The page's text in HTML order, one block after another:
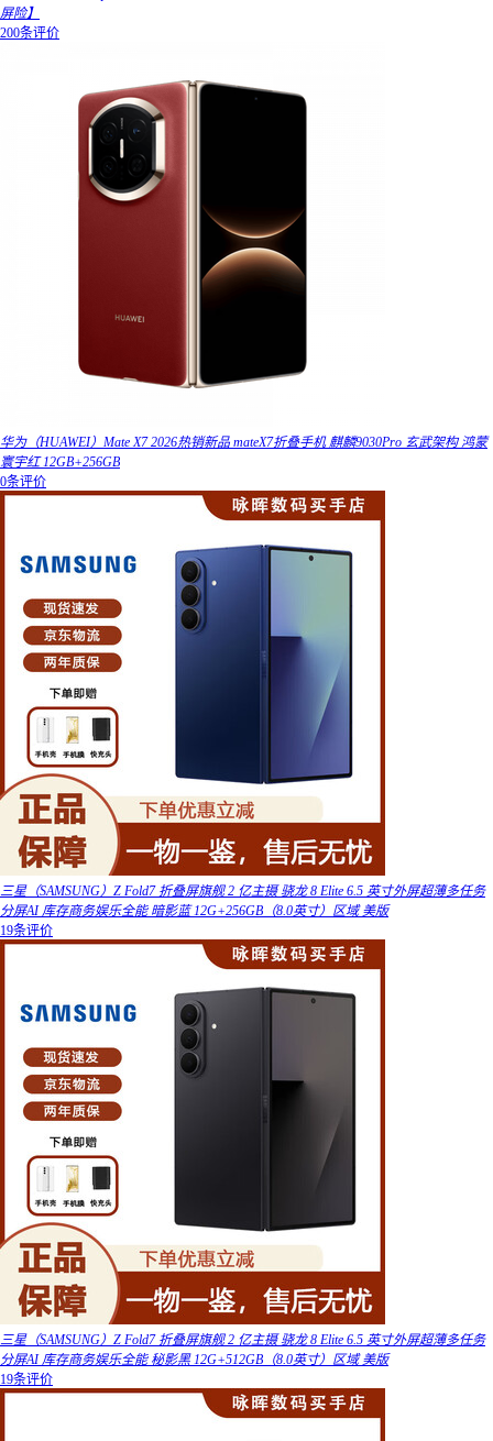
屏险】
200条评价
华为（HUAWEI）Mate X7 2026热销新品 mateX7折叠手机 麒麟9030Pro 玄武架构 鸿蒙
寰宇红 12GB+256GB
0条评价
三星（SAMSUNG）Z Fold7 折叠屏旗舰 2 亿主摄 骁龙 8 Elite 6.5 英寸外屏超薄多任务
分屏AI 库存商务娱乐全能 暗影蓝 12G+256GB（8.0英寸）区域 美版
19条评价
三星（SAMSUNG）Z Fold7 折叠屏旗舰 2 亿主摄 骁龙 8 Elite 6.5 英寸外屏超薄多任务
分屏AI 库存商务娱乐全能 秘影黑 12G+512GB（8.0英寸）区域 美版
19条评价